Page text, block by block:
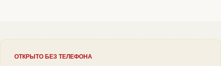
ОТКРЫТО БЕЗ ТЕЛЕФОНА